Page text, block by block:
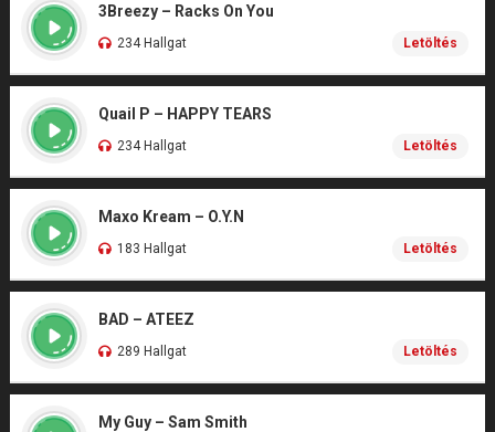
3Breezy – Racks On You
234 Hallgat Letöltés
Quail P – HAPPY TEARS
234 Hallgat Letöltés
Maxo Kream – O.Y.N
183 Hallgat Letöltés
BAD – ATEEZ
289 Hallgat Letöltés
My Guy – Sam Smith